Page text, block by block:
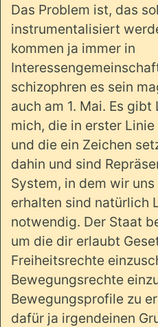
Das Problem ist, das
instrumentalisiert
kommen ja immer in
schizophren es sein
auch am 1. Mai. Es
mich, die in erster
und die ein Zeichen
dahin und sind
System, in dem wir
erhalten sind natürlich
notwendig. Der Staat
um die dir erlaubt
Freiheitsrechte
Bewegungsrechte
Bewegungsprofile zu
dafür ja irgendeinen